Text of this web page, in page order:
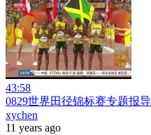
43:58
0829世界田径锦标赛专题报导
xychen
11 years ago